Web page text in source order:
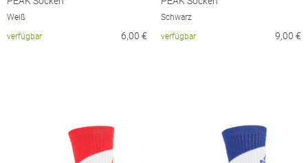
Weiß
verfügbar
6,00 €
Schwarz
verfügbar
9,00 €